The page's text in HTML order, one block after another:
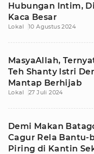
Hubungan Intim,
Kaca Besar
Lokal 10 Agustus 2024
MasyaAllah,
Teh Shanty Istri
Mantap Berhijab
Lokal 27 Juli 2024
Demi Makan
Cagur Rela Bantu-
Piring di Kantin